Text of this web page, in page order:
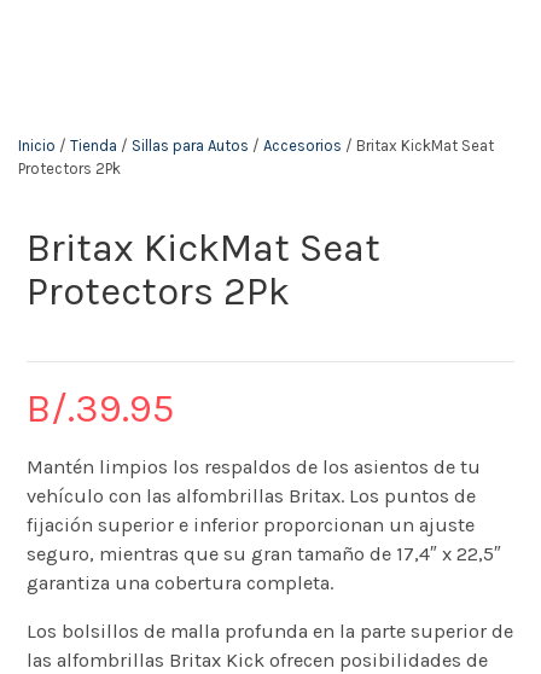
Inicio / Tienda / Sillas para Autos / Accesorios / Britax KickMat Seat
Protectors 2Pk
Britax KickMat Seat
Protectors 2Pk
B/.39.95
Mantén limpios los respaldos de los asientos de tu
vehículo con las alfombrillas Britax. Los puntos de
fijación superior e inferior proporcionan un ajuste
seguro, mientras que su gran tamaño de 17,4″ x 22,5″
garantiza una cobertura completa.
Los bolsillos de malla profunda en la parte superior de
las alfombrillas Britax Kick ofrecen posibilidades de